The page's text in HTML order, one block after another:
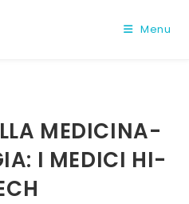
Menu
MEDICINA-
I MEDICI HI-